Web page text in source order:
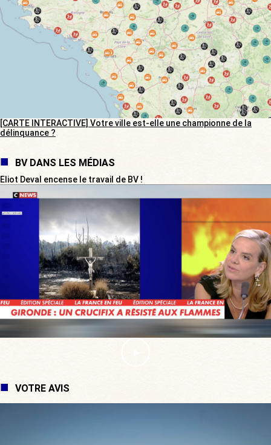
[CARTE INTERACTIVE] Votre ville est-elle une championne de la
délinquance ?
BV DANS LES MÉDIAS
Eliot Deval encense le travail de BV !
VOTRE AVIS